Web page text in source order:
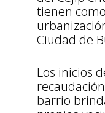
tienen
Ciudad de
Los inicios
barrio